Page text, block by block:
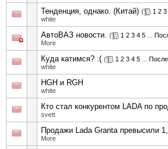
Тенденция, однако. (Китай) ( 1 2 3
white
АвтоВАЗ новости. ( 1 2 3 4 5
More
Куда катимся? :( ( 1 2 3 4 5
white
HGH и RGH
white
Кто стал конкурентом LADA по
svett
Продажи Lada Granta превысили
More